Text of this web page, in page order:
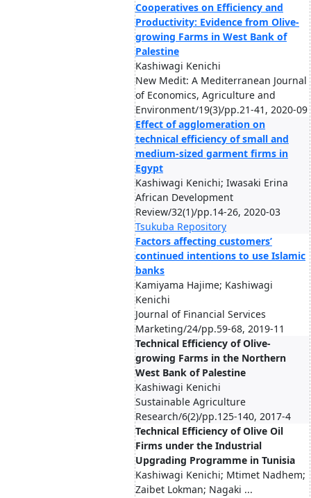
Cooperatives on Efficiency and
Productivity: Evidence from Olive-
growing Farms in West Bank of
Palestine
Kashiwagi Kenichi
New Medit: A Mediterranean Journal
of Economics, Agriculture and
Environment/19(3)/pp.21-41, 2020-09
Effect of agglomeration on
technical efficiency of small and
medium‐sized garment firms in
Egypt
Kashiwagi Kenichi; Iwasaki Erina
African Development
Review/32(1)/pp.14-26, 2020-03
Tsukuba Repository
Factors affecting customers’
continued intentions to use Islamic
banks
Kamiyama Hajime; Kashiwagi
Kenichi
Journal of Financial Services
Marketing/24/pp.59-68, 2019-11
Technical Efficiency of Olive-
growing Farms in the Northern
West Bank of Palestine
Kashiwagi Kenichi
Sustainable Agriculture
Research/6(2)/pp.125-140, 2017-4
Technical Efficiency of Olive Oil
Firms under the Industrial
Upgrading Programme in Tunisia
Kashiwagi Kenichi; Mtimet Nadhem;
Zaibet Lokman; Nagaki ...